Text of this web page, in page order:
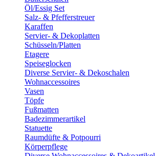
Öl/Essig Set
Salz- & Pfefferstreuer
Karaffen
Servier- & Dekoplatten
Schüsseln/Platten
Etagere
Speiseglocken
Diverse Servier- & Dekoschalen
Wohnaccessoires
Vasen
Töpfe
Fußmatten
Badezimmerartikel
Statuette
Raumdüfte & Potpourri
Körperpflege